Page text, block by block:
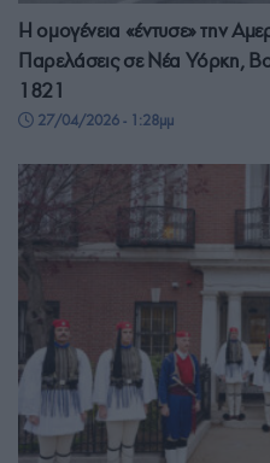
Η ομογένεια «έντυσε» την
Παρελάσεις σε Νέα Υόρκη,
1821
27/04/2026 - 1:28μμ